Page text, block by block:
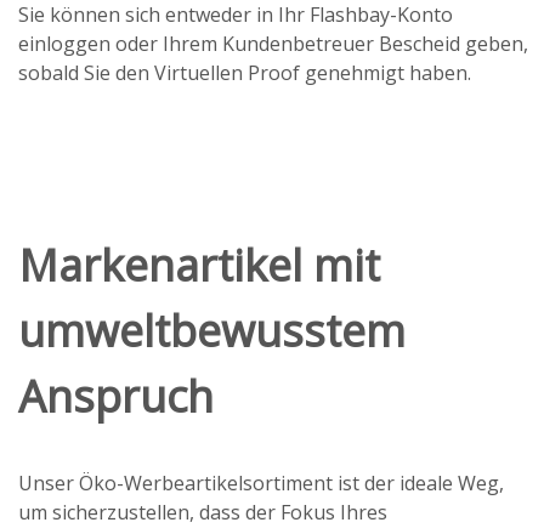
Sie können sich entweder in Ihr Flashbay-Konto
einloggen oder Ihrem Kundenbetreuer Bescheid geben,
sobald Sie den Virtuellen Proof genehmigt haben.
Markenartikel mit
umweltbewusstem
Anspruch
Unser Öko-Werbeartikelsortiment ist der ideale Weg,
um sicherzustellen, dass der Fokus Ihres